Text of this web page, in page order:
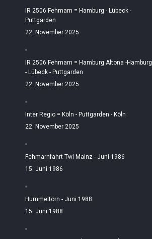
IR 2506 Fehmarn = Hamburg - Lübeck -
Puttgarden
22. November 2025
IR 2506 Fehmarn = Hamburg Altona -Hamburg
- Lübeck - Puttgarden
22. November 2025
Inter Regio = Köln - Puttgarden - Köln
22. November 2025
Fehmarnfahrt Twl Mainz - Juni 1986
15. Juni 1986
Hummeltörn - Juni 1988
15. Juni 1988